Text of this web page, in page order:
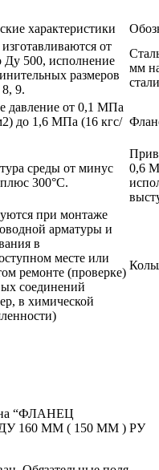
характеристики
от
Ду 500, исполнение
размеров
9.
мм
давление от 0,1 МПа
до 1,6 МПа (16 кгс/
среды от минус
300°С.
0,6
при монтаже
арматуры и
в
месте или
ремонте (проверке)
соединений
в химической
на “ФЛАНЕЦ
160 ММ ( 150 ММ ) РУ